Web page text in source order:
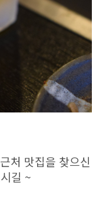
처 맛집을 찾으신
길 ~